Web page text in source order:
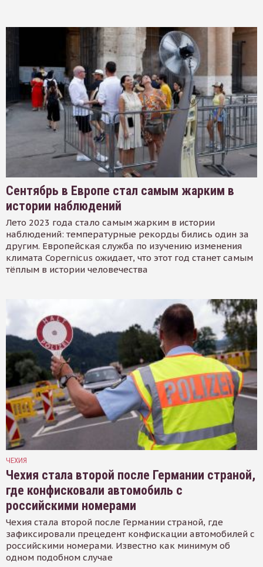
Сентябрь в Европе стал самым жарким в
истории наблюдений
Лето 2023 года стало самым жарким в истории
наблюдений: температурные рекорды бились один за
другим. Европейская служба по изучению изменения
климата Copernicus ожидает, что этот год станет самым
тёплым в истории человечества
ЧЕХИЯ
Чехия стала второй после Германии страной,
где конфисковали автомобиль с
российскими номерами
Чехия стала второй после Германии страной, где
зафиксировали прецедент конфискации автомобилей с
российскими номерами. Известно как минимум об
одном подобном случае